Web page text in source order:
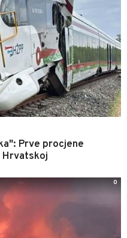
Prve procjene
Hrvatskoj
0